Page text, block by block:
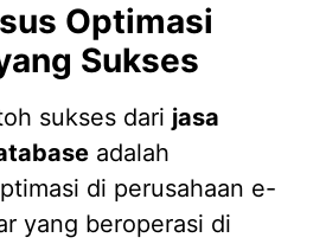
Optimasi
Sukses
sukses dari jasa
adalah
di perusahaan e-
yang beroperasi di